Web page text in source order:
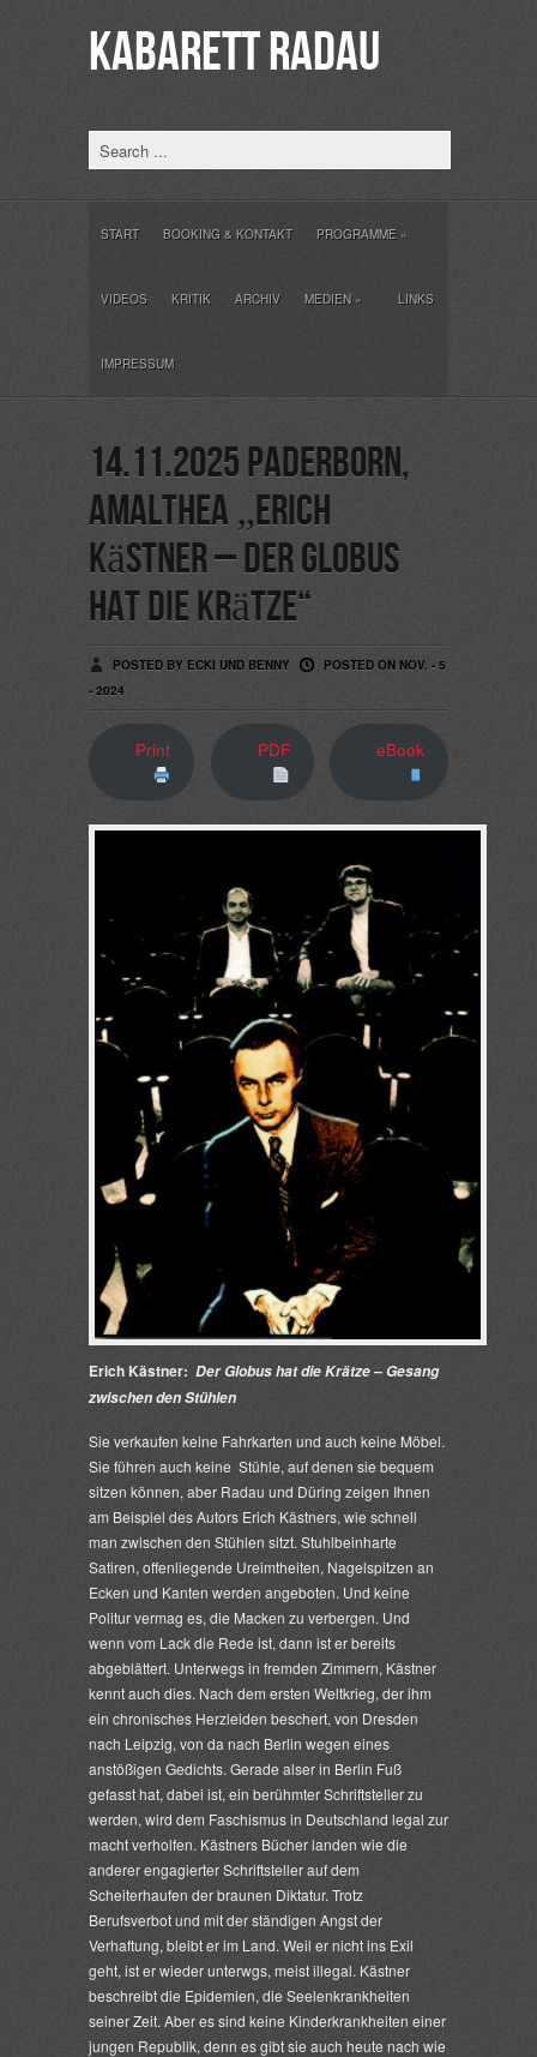
KABARETT RADAU
START BOOKING & KONTAKT PROGRAMME »
VIDEOS KRITIK ARCHIV MEDIEN » LINKS
IMPRESSUM
14.11.2025 Paderborn,
Amalthea „Erich
Kästner – Der Globus
hat die Krätze“
POSTED BY ECKI UND BENNY
POSTED ON NOV. - 5
- 2024
Print PDF eBook
Erich Kästner: Der Globus hat die Krätze – Gesang
zwischen den Stühlen
Sie verkaufen keine Fahrkarten und auch keine Möbel.
Sie führen auch keine Stühle, auf denen sie bequem
sitzen können, aber Radau und Düring zeigen Ihnen
am Beispiel des Autors Erich Kästners, wie schnell
man zwischen den Stühlen sitzt. Stuhlbeinharte
Satiren, offenliegende Ureimtheiten, Nagelspitzen an
Ecken und Kanten werden angeboten. Und keine
Politur vermag es, die Macken zu verbergen. Und
wenn vom Lack die Rede ist, dann ist er bereits
abgeblättert. Unterwegs in fremden Zimmern, Kästner
kennt auch dies. Nach dem ersten Weltkrieg, der ihm
ein chronisches Herzleiden beschert, von Dresden
nach Leipzig, von da nach Berlin wegen eines
anstößigen Gedichts. Gerade alser in Berlin Fuß
gefasst hat, dabei ist, ein berühmter Schriftsteller zu
werden, wird dem Faschismus in Deutschland legal zur
macht verholfen. Kästners Bücher landen wie die
anderer engagierter Schriftsteller auf dem
Scheiterhaufen der braunen Diktatur. Trotz
Berufsverbot und mit der ständigen Angst der
Verhaftung, bleibt er im Land. Weil er nicht ins Exil
geht, ist er wieder unterwgs, meist illegal. Kästner
beschreibt die Epidemien, die Seelenkrankheiten
seiner Zeit. Aber es sind keine Kinderkrankheiten einer
jungen Republik, denn es gibt sie auch heute nach wie